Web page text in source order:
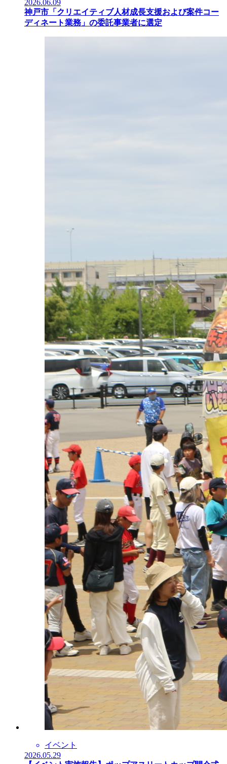
2026.06.09
神戸市「クリエイティブ人材成長支援および案件コー
ディネート業務」の委託事業者に選定
イベント
2026.05.29